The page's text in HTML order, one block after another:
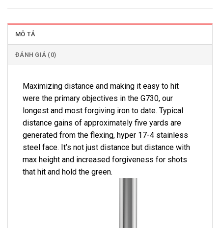
MÔ TẢ
ĐÁNH GIÁ (0)
Maximizing distance and making it easy to hit
were the primary objectives in the G730, our
longest and most forgiving iron to date. Typical
distance gains of approximately five yards are
generated from the flexing, hyper 17-4 stainless
steel face. It’s not just distance but distance with
max height and increased forgiveness for shots
that hit and hold the green.